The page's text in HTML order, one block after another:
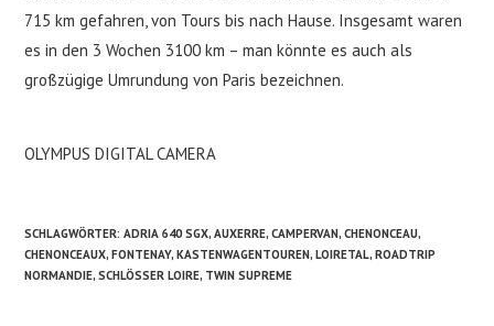
715 km gefahren, von Tours bis nach Hause. Insgesamt waren
es in den 3 Wochen 3100 km – man könnte es auch als
großzügige Umrundung von Paris bezeichnen.
OLYMPUS DIGITAL CAMERA
SCHLAGWÖRTER:ADRIA 640 SGX, AUXERRE, CAMPERVAN, CHENONCEAU,
CHENONCEAUX, FONTENAY, KASTENWAGENTOUREN, LOIRETAL, ROADTRIP
NORMANDIE, SCHLÖSSER LOIRE, TWIN SUPREME